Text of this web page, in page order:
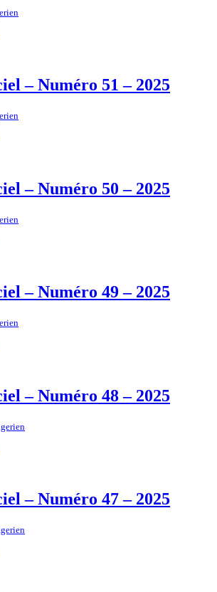
– Numéro 51 – 2025
– Numéro 50 – 2025
– Numéro 49 – 2025
– Numéro 48 – 2025
– Numéro 47 – 2025